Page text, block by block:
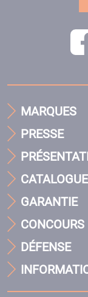
MARQUES
PRESSE
GARANTIE
CONCOURS
DÉFENSE